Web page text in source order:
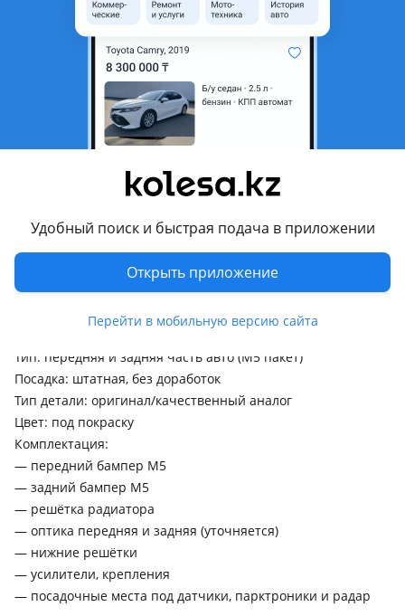
Удобный поиск и быстрая подача в приложении
Открыть приложение
Перейти в мобильную версию сайта
Оригинальность
Оригинал
Возможна рассрочка или
Да
Комментарий продавца
В наличии полный комплект кузовных элементов для BMW
Спортивный и агрессивный дизайн M5, точная заводская
геометрия и штатная посадка — идеально подходит для
восстановления после ДТП, апгрейда внешнего вида или
полного тюнинга автомобиля.
Тип: передняя и задняя часть авто (M5 пакет)
Посадка: штатная, без доработок
Тип детали: оригинал/качественный аналог
Цвет: под покраску
Комплектация:
— передний бампер M5
— задний бампер M5
— решётка радиатора
— оптика передняя и задняя (уточняется)
— нижние решётки
— усилители, крепления
— посадочные места под датчики, парктроники и радар